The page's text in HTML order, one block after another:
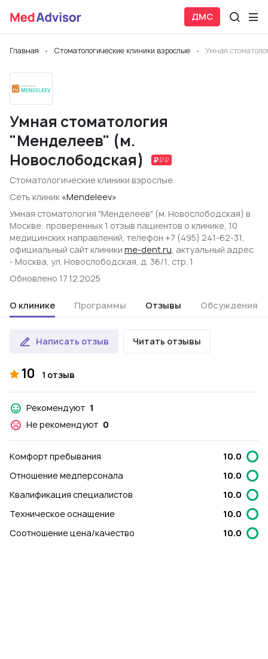
ДМС
Главная Стоматологические клиники взрослые Умная
Умная стоматология
"Менделеев" (м.
Новослободская)
Стоматологические клиники взрослые
Сеть клиник «Mendeleev»
Умная стоматология "Менделеев" (м. Новослободская) в
Москве: проверенных 1 отзыв пациентов о клинике, 10
медицинских направлений, телефон +7 (495) 241-62-31,
официальный сайт клиники me-dent.ru, актуальный адрес
- Москва, ул. Новослободская, д. 36/1, стр. 1
Обновлено 17.12.2025
О клинике Программы Отзывы Обсуждения
Написать отзыв Читать отзывы
10 1 отзыв
Рекомендуют 1
Не рекомендуют 0
Комфорт пребывания
10.0
Отношение медперсонала
10.0
Квалификация специалистов
10.0
Техническое оснащение
10.0
Соотношение цена/качество
10.0